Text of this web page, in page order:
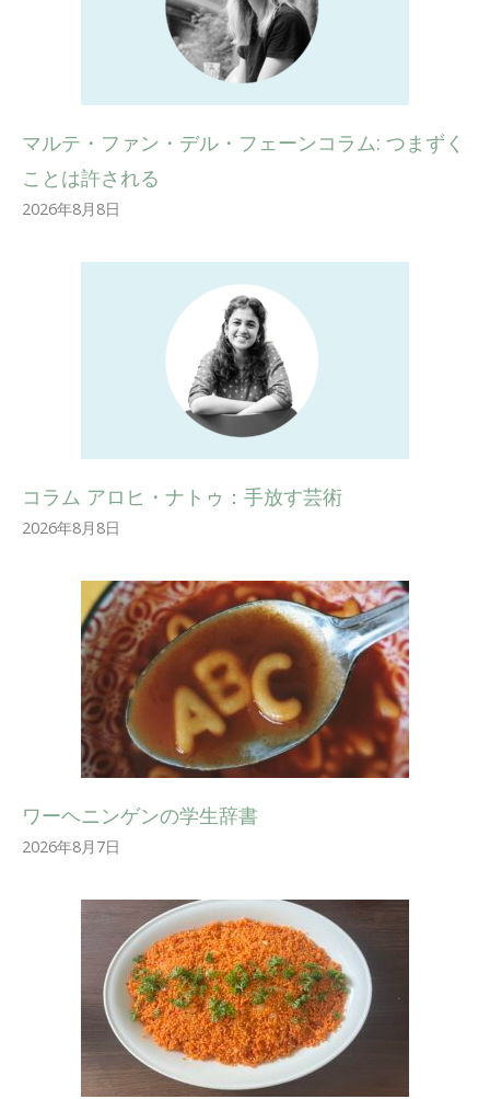
マルテ・ファン・デル・フェーンコラム: つまずく
ことは許される
2026年8月8日
コラム アロヒ・ナトゥ：手放す芸術
2026年8月8日
ワーヘニンゲンの学生辞書
2026年8月7日